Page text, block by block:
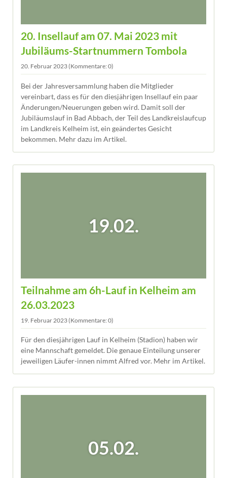
20. Insellauf am 07. Mai 2023 mit
Jubiläums-Startnummern Tombola
20. Februar 2023(Kommentare: 0)
Bei der Jahresversammlung haben die Mitglieder
vereinbart, dass es für den diesjährigen Insellauf ein paar
Änderungen/Neuerungen geben wird. Damit soll der
Jubiläumslauf in Bad Abbach, der Teil des Landkreislaufcup
im Landkreis Kelheim ist, ein geändertes Gesicht
bekommen. Mehr dazu im Artikel.
19.02.
Teilnahme am 6h-Lauf in Kelheim am
26.03.2023
19. Februar 2023(Kommentare: 0)
Für den diesjährigen Lauf in Kelheim (Stadion) haben wir
eine Mannschaft gemeldet. Die genaue Einteilung unserer
jeweiligen Läufer-innen nimmt Alfred vor. Mehr im Artikel.
05.02.